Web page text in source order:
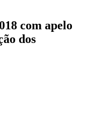
com apelo
dos